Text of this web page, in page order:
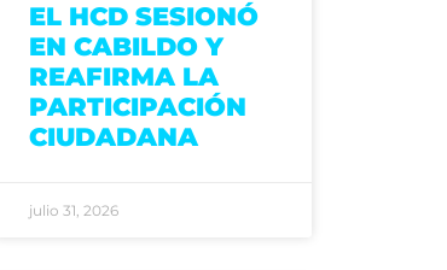
EL HCD SESIONÓ
EN CABILDO Y
REAFIRMA LA
PARTICIPACIÓN
CIUDADANA
julio 31, 2026